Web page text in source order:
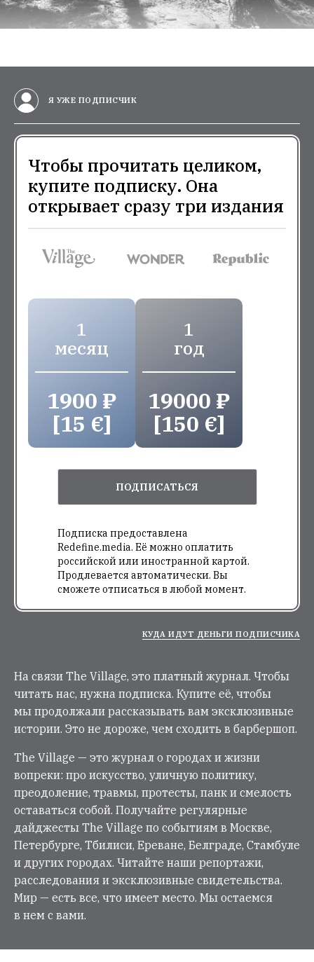
Я УЖЕ ПОДПИСЧИК
Чтобы прочитать целиком,
купите подписку. Она
открывает сразу три издания
1
месяц
1900 ₽
[15 €]
1
год
19000 ₽
[150 €]
ПОДПИСАТЬСЯ
Подписка предоставлена
Redefine.media. Её можно оплатить
российской или иностранной картой.
Продлевается автоматически. Вы
сможете отписаться в любой момент.
КУДА ИДУТ ДЕНЬГИ ПОДПИСЧИКА
На связи The Village, это платный журнал. Чтобы
читать нас, нужна подписка. Купите её, чтобы
мы продолжали рассказывать вам эксклюзивные
истории. Это не дороже, чем сходить в барбершоп.
The Village — это журнал о городах и жизни
вопреки: про искусство, уличную политику,
преодоление, травмы, протесты, панк и смелость
оставаться собой. Получайте регулярные
дайджесты The Village по событиям в Москве,
Петербурге, Тбилиси, Ереване, Белграде, Стамбуле
и других городах. Читайте наши репортажи,
расследования и эксклюзивные свидетельства.
Мир — есть все, что имеет место. Мы остаемся
в нем с вами.